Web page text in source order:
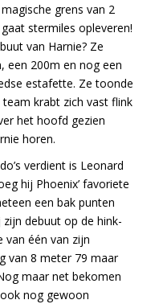
grens van 2
stermiles opleveren!
van Harnie? Ze
een 200m en nog een
estafette. Ze toonde
krabt zich vast flink
het hoofd gezien
horen.
verdient is Leonard
hij Phoenix’ favoriete
een bak punten
debuut op de hink-
van één van zijn
van 8 meter 79 maar
maar net bekomen
nog gewoon